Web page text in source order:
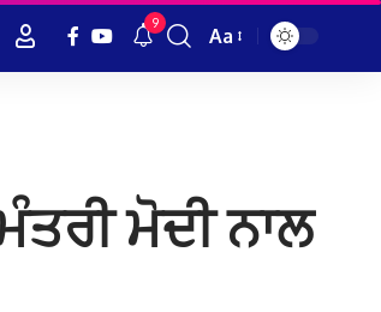
9
Font
Aa
ਮੋਦੀ ਨਾਲ